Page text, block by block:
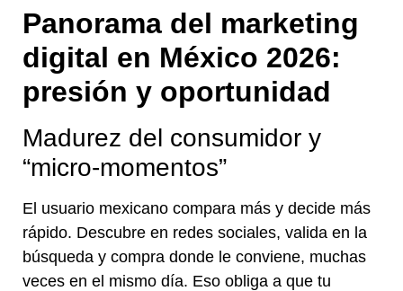
Panorama del marketing
digital en México 2026:
presión y oportunidad
Madurez del consumidor y
“micro-momentos”
El usuario mexicano compara más y decide más
rápido. Descubre en redes sociales, valida en la
búsqueda y compra donde le conviene, muchas
veces en el mismo día. Eso obliga a que tu